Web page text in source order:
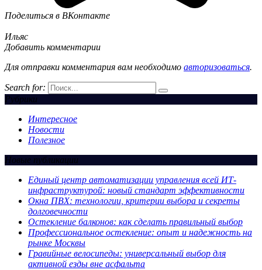
Поделиться в ВКонтакте
Ильяс
Добавить комментарии
Для отправки комментария вам необходимо авторизоваться.
Search for:
Рубрики
Интересное
Новости
Полезное
Новые публикации
Единый центр автоматизации управления всей ИТ-
инфраструктурой: новый стандарт эффективности
Окна ПВХ: технологии, критерии выбора и секреты
долговечности
Остекление балконов: как сделать правильный выбор
Профессиональное остекление: опыт и надежность на
рынке Москвы
Гравийные велосипеды: универсальный выбор для
активной езды вне асфальта